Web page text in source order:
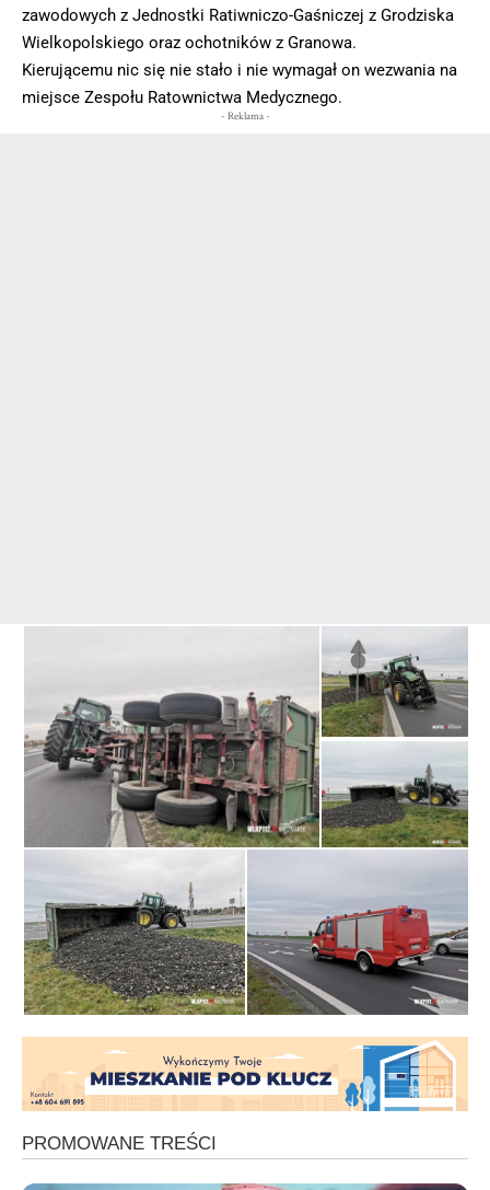
zawodowych z Jednostki Ratiwniczo-Gaśniczej z Grodziska
Wielkopolskiego oraz ochotników z Granowa.
Kierującemu nic się nie stało i nie wymagał on wezwania na
miejsce Zespołu Ratownictwa Medycznego.
- Reklama -